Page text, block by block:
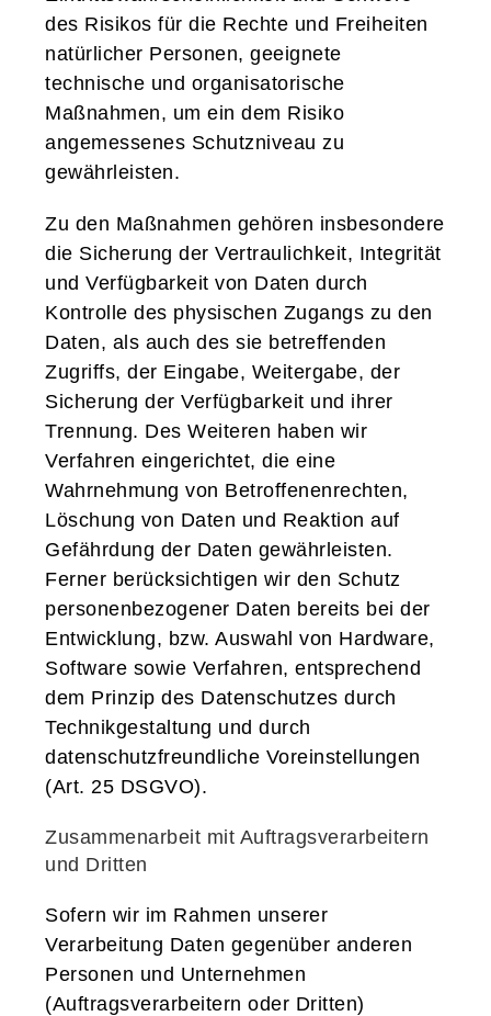
des Risikos für die Rechte und Freiheiten
natürlicher Personen, geeignete
technische und organisatorische
Maßnahmen, um ein dem Risiko
angemessenes Schutzniveau zu
gewährleisten.
Zu den Maßnahmen gehören insbesondere
die Sicherung der Vertraulichkeit, Integrität
und Verfügbarkeit von Daten durch
Kontrolle des physischen Zugangs zu den
Daten, als auch des sie betreffenden
Zugriffs, der Eingabe, Weitergabe, der
Sicherung der Verfügbarkeit und ihrer
Trennung. Des Weiteren haben wir
Verfahren eingerichtet, die eine
Wahrnehmung von Betroffenenrechten,
Löschung von Daten und Reaktion auf
Gefährdung der Daten gewährleisten.
Ferner berücksichtigen wir den Schutz
personenbezogener Daten bereits bei der
Entwicklung, bzw. Auswahl von Hardware,
Software sowie Verfahren, entsprechend
dem Prinzip des Datenschutzes durch
Technikgestaltung und durch
datenschutzfreundliche Voreinstellungen
(Art. 25 DSGVO).
Zusammenarbeit mit Auftragsverarbeitern
und Dritten
Sofern wir im Rahmen unserer
Verarbeitung Daten gegenüber anderen
Personen und Unternehmen
(Auftragsverarbeitern oder Dritten)